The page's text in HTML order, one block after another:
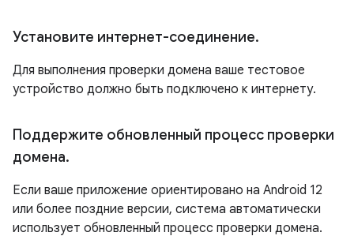
Установите интернет-соединение.
Для выполнения проверки домена ваше тестовое
устройство должно быть подключено к интернету.
Поддержите обновленный процесс проверки
домена.
Если ваше приложение ориентировано на Android 12
или более поздние версии, система автоматически
использует обновленный процесс проверки домена.